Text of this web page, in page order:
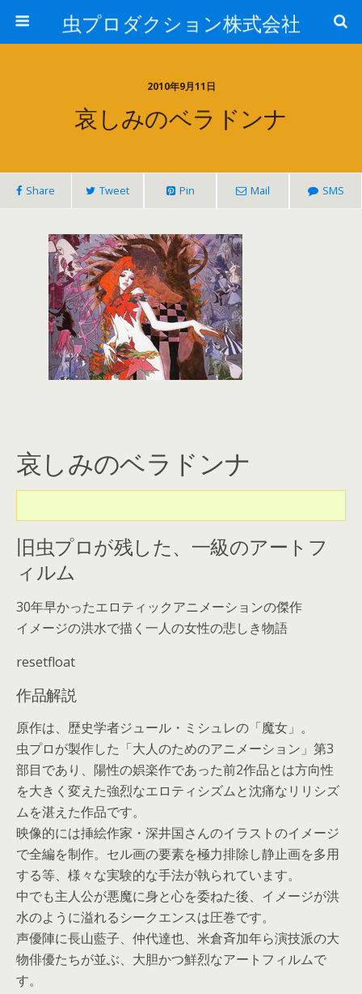
虫プロダクション株式会社
2010年9月11日
哀しみのベラドンナ
Share Tweet Pin Mail SMS
哀しみのベラドンナ
旧虫プロが残した、一級のアートフ
ィルム
30年早かったエロティックアニメーションの傑作
イメージの洪水で描く一人の女性の悲しき物語
resetfloat
作品解説
原作は、歴史学者ジュール・ミシュレの「魔女」。
虫プロが製作した「大人のためのアニメーション」第3
部目であり、陽性の娯楽作であった前2作品とは方向性
を大きく変えた強烈なエロティシズムと沈痛なリリシズ
ムを湛えた作品です。
映像的には挿絵作家・深井国さんのイラストのイメージ
で全編を制作。セル画の要素を極力排除し静止画を多用
する等、様々な実験的な手法が執られています。
中でも主人公が悪魔に身と心を委ねた後、イメージが洪
水のように溢れるシークエンスは圧巻です。
声優陣に長山藍子、仲代達也、米倉斉加年ら演技派の大
物俳優たちが並ぶ、大胆かつ鮮烈なアートフィルムで
す。